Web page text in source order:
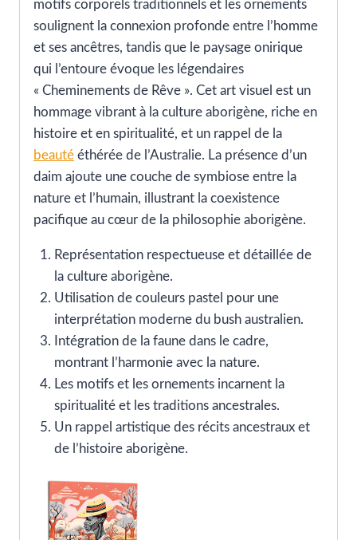
motifs corporels traditionnels et les ornements
soulignent la connexion profonde entre l’homme
et ses ancêtres, tandis que le paysage onirique
qui l’entoure évoque les légendaires
« Cheminements de Rêve ». Cet art visuel est un
hommage vibrant à la culture aborigène, riche en
histoire et en spiritualité, et un rappel de la
beauté éthérée de l’Australie. La présence d’un
daim ajoute une couche de symbiose entre la
nature et l’humain, illustrant la coexistence
pacifique au cœur de la philosophie aborigène.
Représentation respectueuse et détaillée de
la culture aborigène.
Utilisation de couleurs pastel pour une
interprétation moderne du bush australien.
Intégration de la faune dans le cadre,
montrant l’harmonie avec la nature.
Les motifs et les ornements incarnent la
spiritualité et les traditions ancestrales.
Un rappel artistique des récits ancestraux et
de l’histoire aborigène.